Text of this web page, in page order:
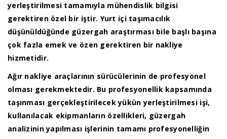
yerleştirilmesi tamamıyla mühendislik bilgisi
gerektiren özel bir iştir. Yurt içi taşımacılık
düşünüldüğünde güzergah araştırması bile başlı başına
çok fazla emek ve özen gerektiren bir nakliye
hizmetidir.
Ağır nakliye araçlarının sürücülerinin de profesyonel
olması gerekmektedir. Bu profesyonellik kapsamında
taşınması gerçekleştirilecek yükün yerleştirilmesi işi,
kullanılacak ekipmanların özellikleri, güzergah
analizinin yapılması işlerinin tamamı profesyonelliğin